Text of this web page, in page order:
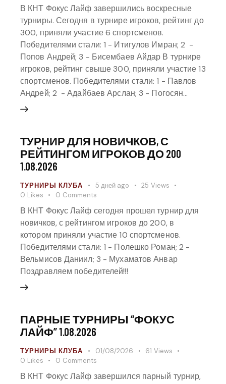
В КНТ Фокус Лайф завершились воскресные
турниры. Сегодня в турнире игроков, рейтинг до
300, приняли участие 6 спортсменов.
Победителями стали: 1 - Итигулов Имран; 2 -
Попов Андрей; 3 - Бисембаев Айдар В турнире
игроков, рейтинг свыше 300, приняли участие 13
спортсменов. Победителями стали: 1 - Павлов
Андрей; 2 - Адайбаев Арслан; 3 - Погосян…
ТУРНИР ДЛЯ НОВИЧКОВ, С
РЕЙТИНГОМ ИГРОКОВ ДО 200
1.08.2026
ТУРНИРЫ КЛУБА 5 дней ago 25 Views
0 Likes 0 Comments
В КНТ Фокус Лайф сегодня прошел турнир для
новичков, с рейтингом игроков до 200, в
котором приняли участие 10 спортсменов.
Победителями стали: 1 - Полешко Роман; 2 -
Вельмисов Даниил; 3 - Мухаматов Анвар
Поздравляем победителей!!!
ПАРНЫЕ ТУРНИРЫ “ФОКУС
ЛАЙФ” 1.08.2026
ТУРНИРЫ КЛУБА 01/08/2026 61 Views
0 Likes 0 Comments
В КНТ Фокус Лайф завершился парный турнир,